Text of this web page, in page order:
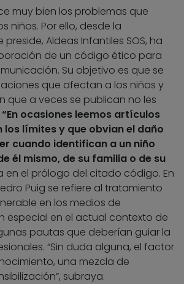
muy bien los problemas que
niños. Por ello, desde la
Aldeas Infantiles SOS, ha
de un código ético para
Su objetivo es que se
que afectan a los niños y
que a veces se publican no les
“En ocasiones leemos artículos
los límites y que obvian el daño
cuando identifican a un niño
él mismo, de su familia o de su
en el prólogo del citado código. En
Puig se refiere al tratamiento
en los medios de
especial en el actual contexto de
pautas que deberían guiar la
“Sin duda alguna, el factor
una mezcla de
subraya.